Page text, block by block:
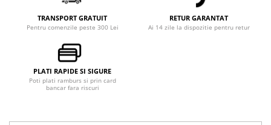
TRANSPORT GRATUIT
Pentru comenzile peste 300 Lei
RETUR GARANTAT
Ai 14 zile la dispozitie pentru retur
PLATI RAPIDE SI SIGURE
Poti plati ramburs si prin card
bancar fara riscuri